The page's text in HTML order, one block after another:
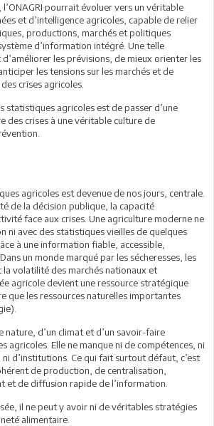
pourrait évoluer vers un véritable
et d’intelligence agricoles, capable de relier
productions, marchés et politiques
d’information intégré. Une telle
les prévisions, de mieux orienter les
les tensions sur les marchés et de
crises agricoles.
statistiques agricoles est de passer d’une
des crises à une véritable culture de
agricoles est devenue de nos jours, centrale.
de la décision publique, la capacité
face aux crises. Une agriculture moderne ne
ni avec des statistiques vieilles de quelques
à une information fiable, accessible,
un monde marqué par les sécheresses, les
volatilité des marchés nationaux et
agricole devient une ressource stratégique
que les ressources naturelles importantes
nature, d’un climat et d’un savoir-faire
agricoles. Elle ne manque ni de compétences, ni
d’institutions. Ce qui fait surtout défaut, c’est
de production, de centralisation,
et de diffusion rapide de l’information.
il ne peut y avoir ni de véritables stratégies
alimentaire.